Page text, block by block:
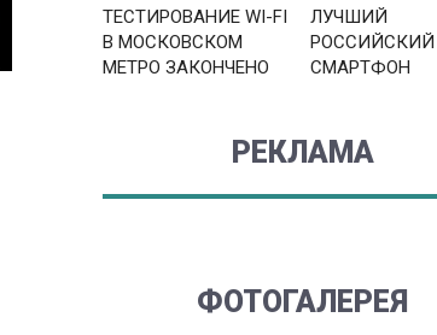
ТЕСТИРОВАНИЕ WI-FI
В МОСКОВСКОМ
МЕТРО ЗАКОНЧЕНО
ЛУЧШИЙ
РОССИЙСКИЙ
СМАРТФОН
РЕКЛАМА
ФОТОГАЛЕРЕЯ